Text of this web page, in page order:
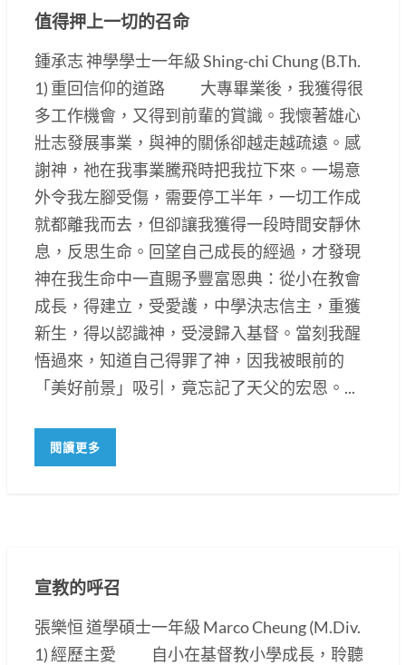
值得押上一切的召命
鍾承志 神學學士一年級 Shing-chi Chung (B.Th.
1) 重回信仰的道路 大專畢業後，我獲得很
多工作機會，又得到前輩的賞識。我懷著雄心
壯志發展事業，與神的關係卻越走越疏遠。感
謝神，祂在我事業騰飛時把我拉下來。一場意
外令我左腳受傷，需要停工半年，一切工作成
就都離我而去，但卻讓我獲得一段時間安靜休
息，反思生命。回望自己成長的經過，才發現
神在我生命中一直賜予豐富恩典：從小在教會
成長，得建立，受愛護，中學決志信主，重獲
新生，得以認識神，受浸歸入基督。當刻我醒
悟過來，知道自己得罪了神，因我被眼前的
「美好前景」吸引，竟忘記了天父的宏恩。...
閱讀更多
宣教的呼召
張樂恒 道學碩士一年級 Marco Cheung (M.Div.
1) 經歷主愛 自小在基督教小學成長，聆聽